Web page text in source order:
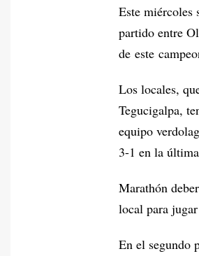
Este miércoles
partido entre
de este
Los locales,
Tegucigalpa,
equipo
3-1 en la
Marathón
local para
En el segundo